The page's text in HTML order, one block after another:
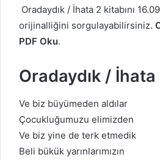
Oradaydık / İhata 2 kitabını
orijinalliğini sorgulayabilirsiniz.
PDF Oku.
Oradaydık / İhata
Ve biz büyümeden aldılar
Çocukluğumuzu elimizden
Ve biz yine de terk etmedik
Beli bükük yarınlarımızın